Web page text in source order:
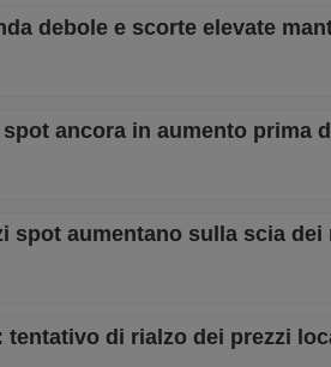
debole e scorte elevate
ancora in aumento prima
spot aumentano sulla scia
tentativo di rialzo dei prezzi